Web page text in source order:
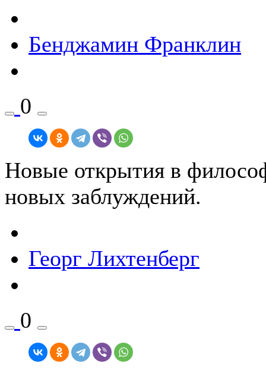
Бенджамин Франклин
0
Новые открытия в
новых заблуждений.
Георг Лихтенберг
0